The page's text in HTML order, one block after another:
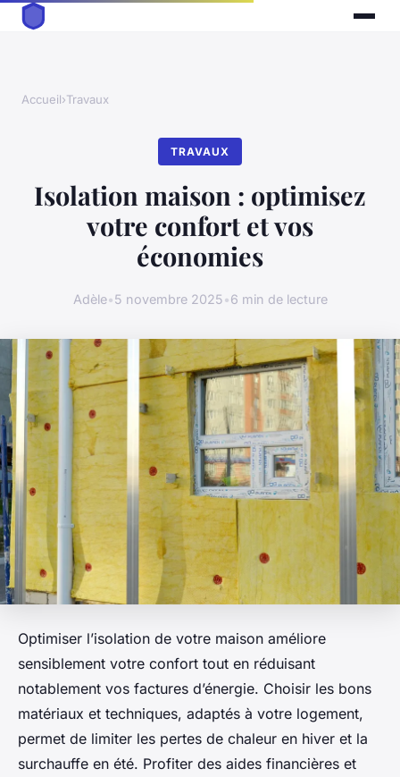
Accueil›Travaux
TRAVAUX
Isolation maison : optimisez
votre confort et vos
économies
Adèle•5 novembre 2025•6 min de lecture
Optimiser l’isolation de votre maison améliore
sensiblement votre confort tout en réduisant
notablement vos factures d’énergie. Choisir les bons
matériaux et techniques, adaptés à votre logement,
permet de limiter les pertes de chaleur en hiver et la
surchauffe en été. Profiter des aides financières et